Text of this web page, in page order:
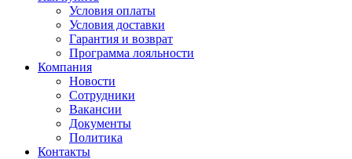
Условия оплаты
Условия доставки
Гарантия и возврат
Программа лояльности
Компания
Новости
Сотрудники
Вакансии
Документы
Политика
Контакты